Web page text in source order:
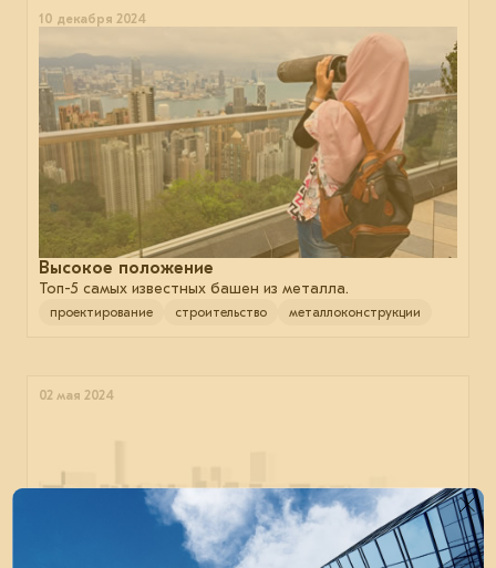
10 декабря 2024
Высокое положение
Топ-5 самых известных башен из металла.
проектирование строительство металлоконструкции
02 мая 2024